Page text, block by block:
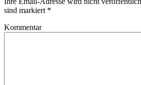
sind markiert *
Kommentar